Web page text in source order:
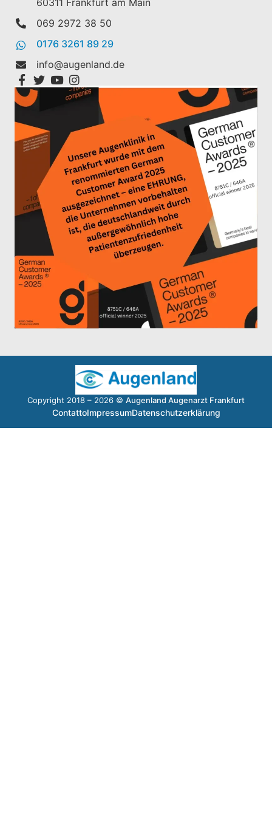
60311 Frankfurt am Main
069 2972 38 50
0176 3261 89 29
info@augenland.de
Copyright 2018 – 2026 © Augenland Augenarzt Frankfurt
ContattoImpressumDatenschutzerklärung